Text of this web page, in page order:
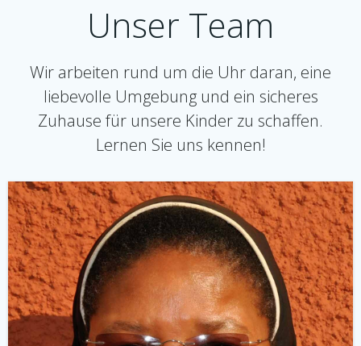
Unser Team
Wir arbeiten rund um die Uhr daran, eine
liebevolle Umgebung und ein sicheres
Zuhause für unsere Kinder zu schaffen.
Lernen Sie uns kennen!